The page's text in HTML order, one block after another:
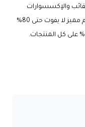
والإكسسوارات
والنظارات تستطيع الآن الحصول عليها بخصم مميز لا يفوت حتى 80%
.